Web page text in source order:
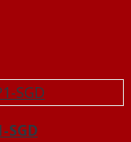
SGD